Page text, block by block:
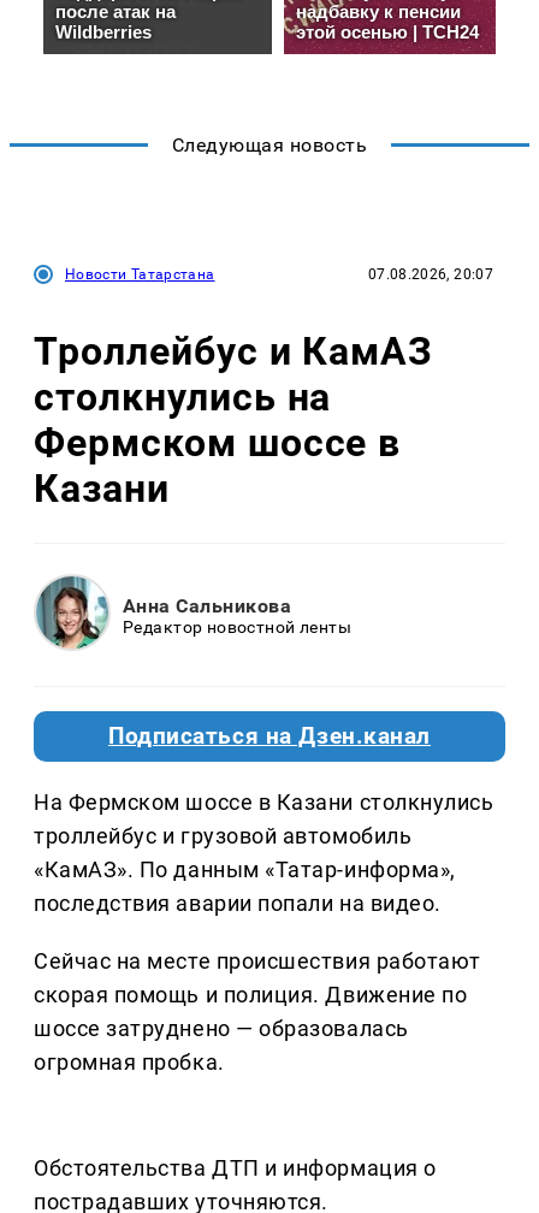
Следующая новость
Новости Татарстана 07.08.2026, 20:07
Троллейбус и КамАЗ
столкнулись на
Фермском шоссе в
Казани
Анна Сальникова
Редактор новостной ленты
Подписаться на Дзен.канал
На Фермском шоссе в Казани столкнулись
троллейбус и грузовой автомобиль
«КамАЗ». По данным «Татар-информа»,
последствия аварии попали на видео.
Сейчас на месте происшествия работают
скорая помощь и полиция. Движение по
шоссе затруднено — образовалась
огромная пробка.
Обстоятельства ДТП и информация о
пострадавших уточняются.